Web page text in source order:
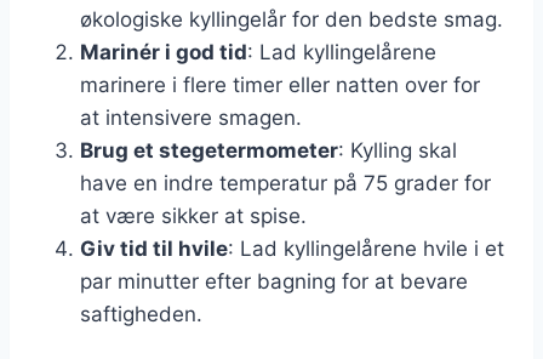
økologiske kyllingelår for den bedste smag.
Marinér i god tid: Lad kyllingelårene
marinere i flere timer eller natten over for
at intensivere smagen.
Brug et stegetermometer: Kylling skal
have en indre temperatur på 75 grader for
at være sikker at spise.
Giv tid til hvile: Lad kyllingelårene hvile i et
par minutter efter bagning for at bevare
saftigheden.